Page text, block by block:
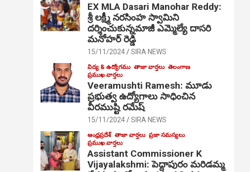
EX MLA Dasari Manohar Reddy:
శ్రీ లక్ష్మీ నరసింహ స్వామిని
దర్శించుకున్నమాజీ ఎమ్మెల్యే దాసరి
మనోహర్ రెడ్డి
15/11/2024 SIRA NEWS
విద్య & ఉద్యోగము తాజా వార్తలు తెలంగాణ
ప్రముఖ వార్తలు
Veeramushti Ramesh: మూడు
ప్రభుత్వ ఉద్యోగాలు సాధించిన
వీరముష్టి రమేష్
15/11/2024 SIRA NEWS
ఆంధ్రప్రదేశ్ తాజా వార్తలు ప్రజా సమస్యలు
ప్రముఖ వార్తలు
Assistant Commissioner K
Vijayalakshmi: పెద్దాపురం మరిడమ్మ